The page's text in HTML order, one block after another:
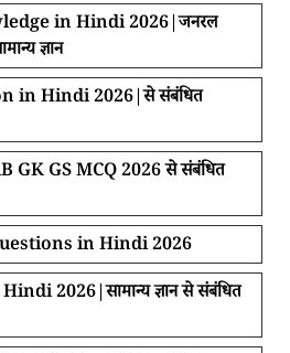
in Hindi 2026|जनरल
ज्ञान
in Hindi 2026|से संबंधित
GK GS MCQ 2026 से संबंधित
in Hindi 2026
2026|सामान्य ज्ञान से संबंधित